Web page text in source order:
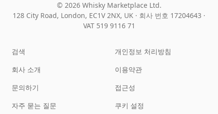
© 2026 Whisky Marketplace Ltd.
128 City Road, London, EC1V 2NX, UK · 회사 번호 17204643 ·
VAT 519 9116 71
검색
회사 소개
문의하기
자주 묻는 질문
개인정보 처리방침
이용약관
접근성
쿠키 설정